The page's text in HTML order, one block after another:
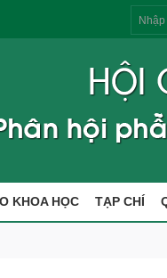
Tìm
kiếm
KHOA HỌC TẠP CHÍ